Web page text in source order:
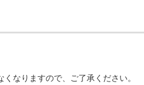
なりますので、ご了承ください。